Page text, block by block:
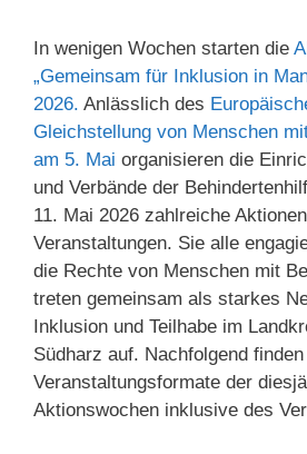
In wenigen Wochen starten die
„Gemeinsam für Inklusion in
2026. Anlässlich des
Gleichstellung von Menschen
am 5. Mai organisieren die
und Verbände der
11. Mai 2026 zahlreiche
Veranstaltungen. Sie alle
die Rechte von Menschen mit
treten gemeinsam als starkes
Inklusion und Teilhabe im
Südharz auf. Nachfolgend
Veranstaltungsformate der
Aktionswochen inklusive des